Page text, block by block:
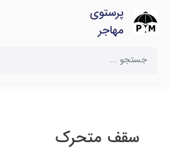
پرستوی
مهاجر
سقف متحرک